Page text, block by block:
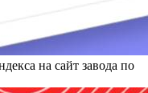
на сайт завода по